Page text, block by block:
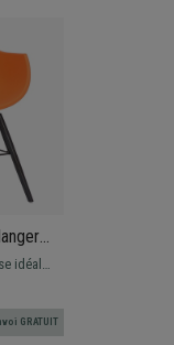
idéal
manger
GRATUIT